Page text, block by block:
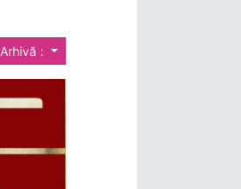
Arhivă :